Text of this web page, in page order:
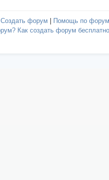
Создать форум | Помощь по